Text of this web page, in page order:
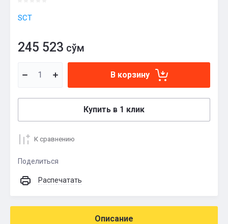
SCT
245 523 сўм
В корзину
Купить в 1 клик
К сравнению
Поделиться
Распечатать
Описание